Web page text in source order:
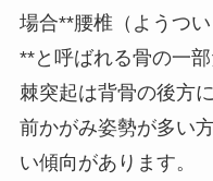
場合**腰椎（ようつ
**と呼ばれる骨の一
棘突起は背骨の後方
前かがみ姿勢が多い
い傾向があります。